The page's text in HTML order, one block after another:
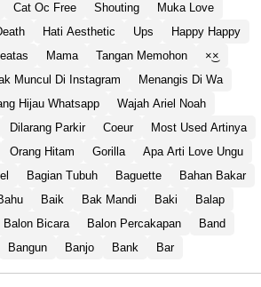
Cat Oc Free Shouting
Muka Love
Hati Aesthetic Ups
Happy Happy
Mama Tangan Memohon
×͜×
Muncul Di Instagram
Menangis Di Wa
Hijau Whatsapp
Wajah Ariel Noah
Dilarang Parkir Coeur
Most Used Artinya
Orang Hitam Gorilla
Apa Arti Love Ungu
Bagian Tubuh Baguette
Bahan Bakar
Baik Bak Mandi Baki
Balap
Balon Bicara Balon Percakapan
Band
Bangun Banjo Bank Bar